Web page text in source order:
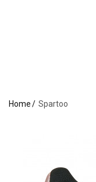
Home Spartoo